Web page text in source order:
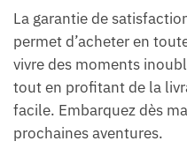
La garantie de
permet d’acheter en
vivre des moments
tout en profitant de la
facile. Embarquez dès
prochaines aventures.